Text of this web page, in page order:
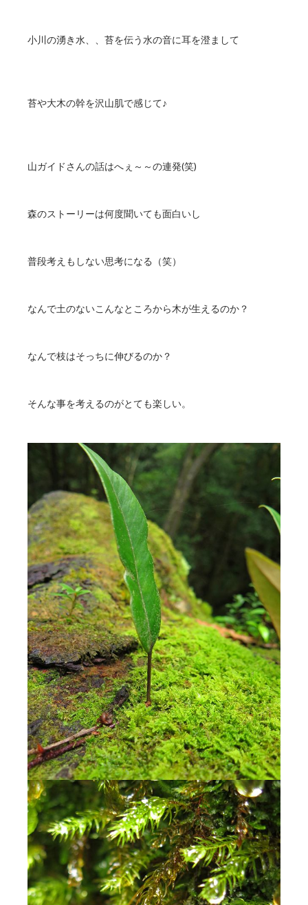
小川の湧き水、、苔を伝う水の音に耳を澄まして
苔や大木の幹を沢山肌で感じて♪
山ガイドさんの話はへぇ～～の連発(笑)
森のストーリーは何度聞いても面白いし
普段考えもしない思考になる（笑）
なんで土のないこんなところから木が生えるのか？
なんで枝はそっちに伸びるのか？
そんな事を考えるのがとても楽しい。